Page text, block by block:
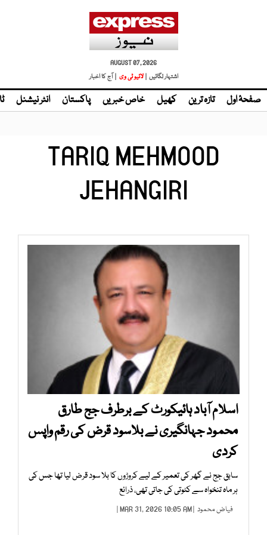
AUGUST 07, 2026
اشتہار لگائیں |
| آج کا اخبار
صفحۂ اول تازہ ترین کھیل خاص خبریں پاکستان انٹر نیشنل
TARIQ MEHMOOD
JEHANGIRI
اسلام آباد ہائیکورٹ کے برطرف جج طارق
محمود جہانگیری نے بلاسود قرض کی رقم واپس
کردی
سابق جج نے گھر کی تعمیر کے لیے کروڑوں کا بلا سود قرض لیا تھا جس کی
ہر ماہ تنخواہ سے کٹوتی کی جاتی تھی، ذرائع
فیاض محمود | MAR 31, 2026 10:05 AM |